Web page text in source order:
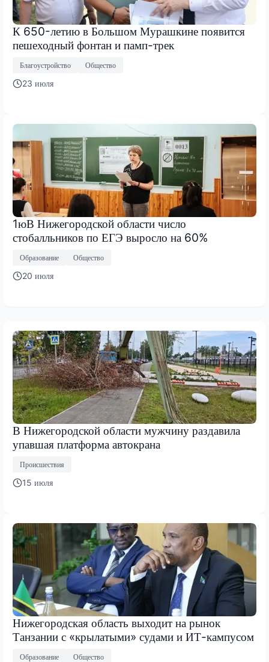
К 650-летию в Большом Мурашкине появится
пешеходный фонтан и памп-трек
Благоустройство Общество
23 июля
1юВ Нижегородской области число
стобалльников по ЕГЭ выросло на 60%
Образование Общество
20 июля
В Нижегородской области мужчину раздавила
упавшая платформа автокрана
Происшествия
15 июля
Нижегородская область выходит на рынок
Танзании с «крылатыми» судами и ИТ-кампусом
Образование Общество